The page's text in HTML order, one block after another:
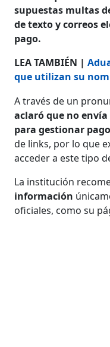
supuestas multas
de texto y correos
pago.
LEA TAMBIÉN |
que utilizan su
A través de un
aclaró que no
para gestionar
de links, por lo que
acceder a este tipo
La institución
información
oficiales, como su